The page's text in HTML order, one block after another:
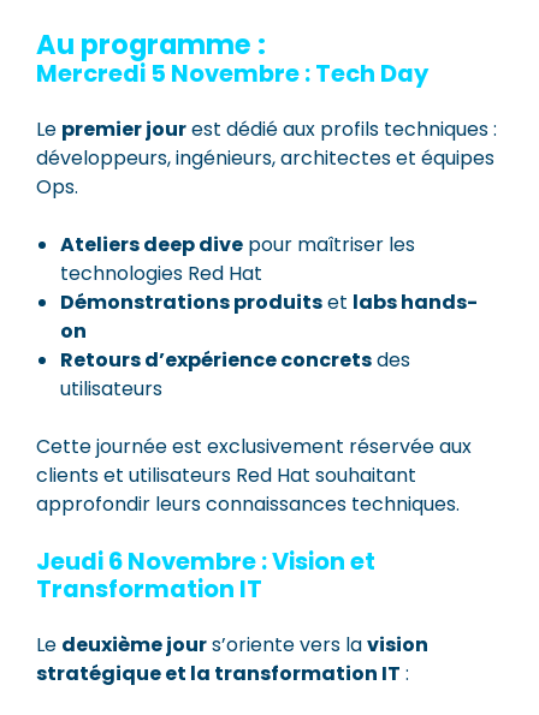
Au programme :
Mercredi 5 Novembre : Tech Day
Le premier jourest dédié aux profils techniques :
développeurs, ingénieurs, architectes et équipes
Ops.
Ateliers deep dive pour maîtriser les
technologies Red Hat
Démonstrations produitset labs hands-
on
Retours d’expérience concretsdes
utilisateurs
Cette journée est exclusivement réservée aux
clients et utilisateurs Red Hat souhaitant
approfondir leurs connaissances techniques.
Jeudi 6 Novembre : Vision et
Transformation IT
Le deuxième jours’oriente vers lavision
stratégique et la transformation IT :